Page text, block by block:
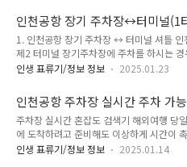
하남점영업영업휴점영업강남점영업휴점휴
영업휴점휴점영업사우스..
원영 밤꿀과 고트치즈에 대해 자세히 알아
격, 최저가로 판매 중인 판매처까지 정리해
는 쿠팡 파트너스 같은 거 안 하기 때문에
늘 날짜 기준 실제 최저가입니다.) 바로 한
로타벨로타(Bellota-Bellota) 밤나무 꿀먼
드 벨로타벨로타(Bellota-Bellota)의 제품
이베..
인천공항 장기 주차장↔터미널(1
널) 가는 공항버스 셔틀 노선, 위
1. 인천공항 장기 주차장 ↔ 터미널 셔틀 인
제2 터미널 장기주차장에 주차를 하시는
까지 셔틀버스를 이용하셔야 하는데요. 특
르게 공항 셔틀 노선과 위치, 시간을 알아보
번 (인천공항 1 터미널 장기주차장 ↔ 1 터
행시간>운행간격: 9~18분소요시간: 왕복
04:30 ~ 24:00 - 노선표>* 이미지를 클릭
를 확인하실 수 있습니다. - 탑승 위치>* 이
인생 표류기/정보 정보 2025.01.23
인천공항 주차장 실시간 주차 가
(1터미널, 2터미널, 단기, 장기, 층
주차장 실시간 혼잡도 검색기 해외여행 당
에 도착하려고 준비해도 이상하게 시간이
대중교통을 이용하신다면 시간 계산이 수월
인생 표류기/정보 정보 2025.01.14